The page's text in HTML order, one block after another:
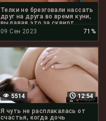
Телки не брезговали нассать
друг на друга во время куни,
выдавая это за сквирт
09 Сен 2023
71%
12:54
5514
Я чуть не расплакалась от
счастья, когда дочь